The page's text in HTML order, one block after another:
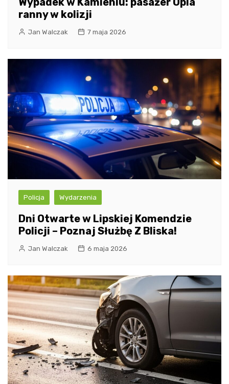
ranny w kolizji
Jan Walczak 7 maja 2026
Policja Wydarzenia
Dni Otwarte w Lipskiej Komendzie
Policji – Poznaj Służbę Z Bliska!
Jan Walczak 6 maja 2026